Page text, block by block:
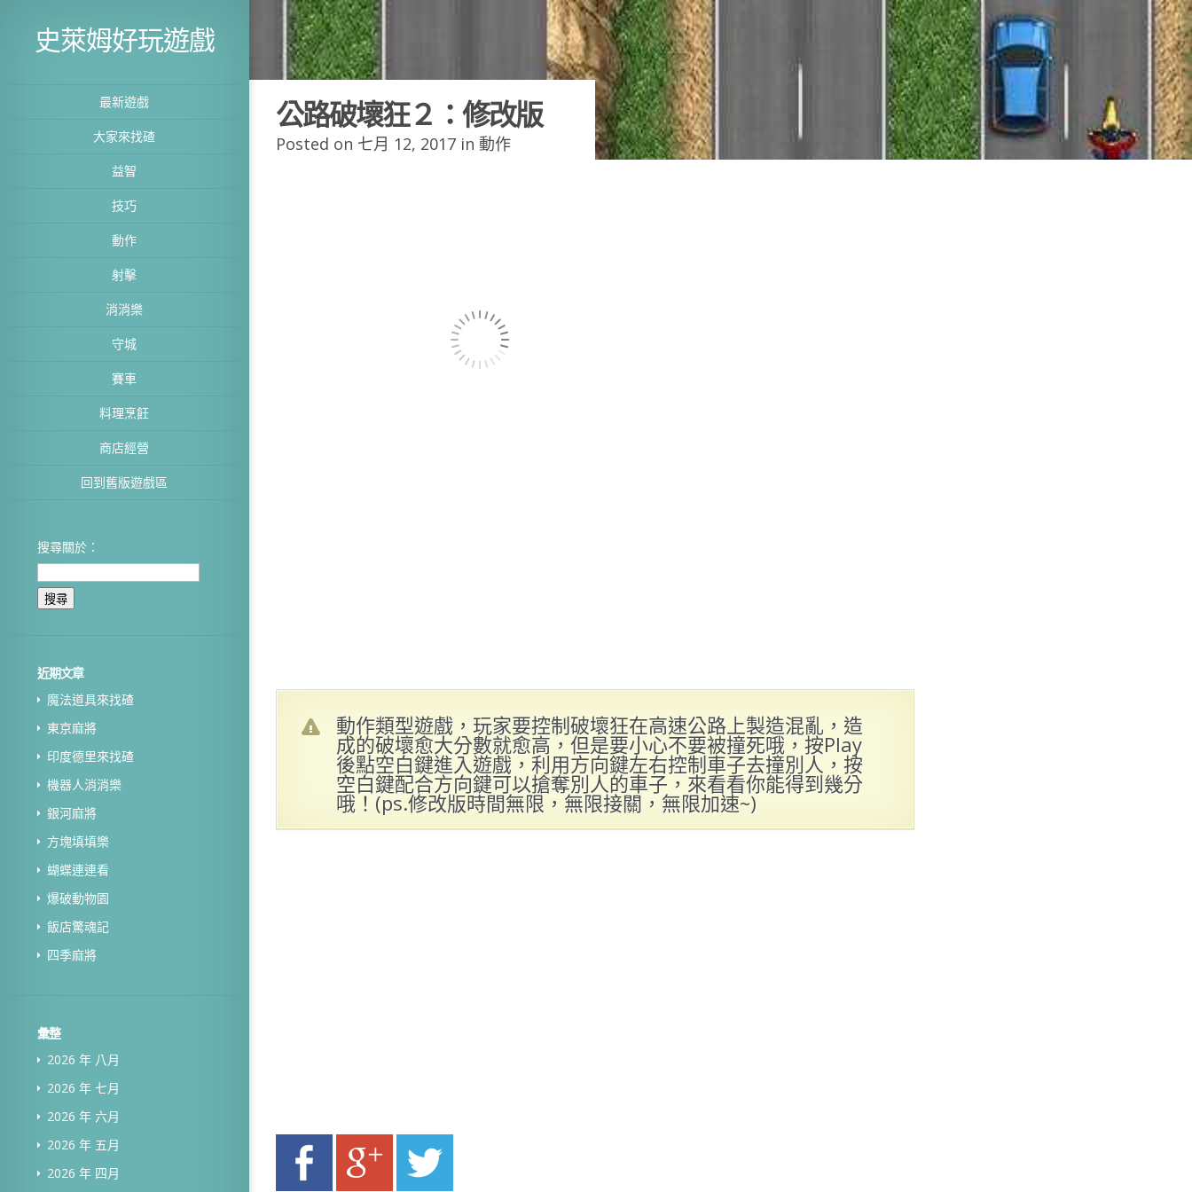
史萊姆好玩遊戲
最新遊戲
大家來找碴
益智
技巧
動作
射擊
消消樂
守城
賽車
料理烹飪
商店經營
回到舊版遊戲區
搜尋關於：
近期文章
魔法道具來找碴
東京麻將
印度德里來找碴
機器人消消樂
銀河麻將
方塊填填樂
蝴蝶連連看
爆破動物園
飯店驚魂記
四季麻將
彙整
2026 年 八月
2026 年 七月
2026 年 六月
2026 年 五月
2026 年 四月
公路破壞狂２：修改版
Posted on 七月 12, 2017 in 動作
動作類型遊戲，玩家要控制破壞狂在高速公路上製造混亂，造
成的破壞愈大分數就愈高，但是要小心不要被撞死哦，按Play
後點空白鍵進入遊戲，利用方向鍵左右控制車子去撞別人，按
空白鍵配合方向鍵可以搶奪別人的車子，來看看你能得到幾分
哦！(ps.修改版時間無限，無限接關，無限加速~)